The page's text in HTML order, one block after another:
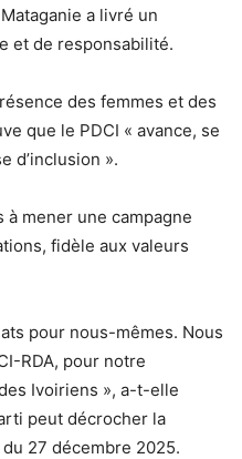
a livré un
et de responsabilité.
des femmes et des
que le PDCI « avance, se
d’inclusion ».
à mener une campagne
fidèle aux valeurs
pour nous-mêmes. Nous
RDA, pour notre
Ivoiriens », a-t-elle
peut décrocher la
27 décembre 2025.